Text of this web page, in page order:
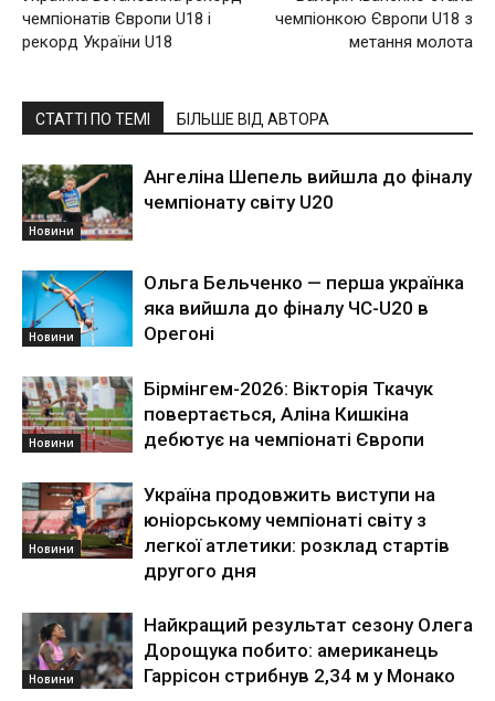
чемпіонатів Європи U18 і
рекорд України U18
чемпіонкою Європи U18 з
метання молота
СТАТТІ ПО ТЕМІ БІЛЬШЕ ВІД АВТОРА
Новини
Ангеліна Шепель вийшла до фіналу
чемпіонату світу U20
Новини
Ольга Бельченко — перша українка
яка вийшла до фіналу ЧС-U20 в
Орегоні
Новини
Бірмінгем-2026: Вікторія Ткачук
повертається, Аліна Кишкіна
дебютує на чемпіонаті Європи
Новини
Україна продовжить виступи на
юніорському чемпіонаті світу з
легкої атлетики: розклад стартів
другого дня
Новини
Найкращий результат сезону Олега
Дорощука побито: американець
Гаррісон стрибнув 2,34 м у Монако